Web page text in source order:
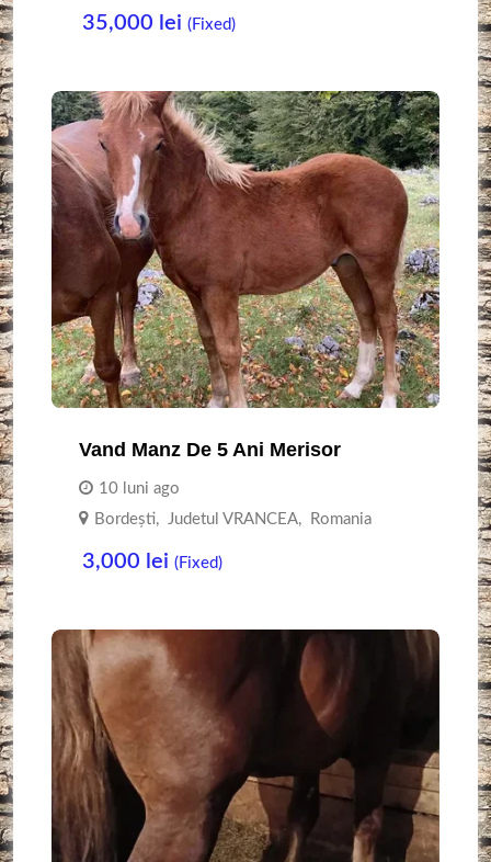
35,000 lei (Fixed)
Vand Manz De 5 Ani Merisor
10 luni ago
Bordești, Judetul VRANCEA, Romania
3,000 lei (Fixed)